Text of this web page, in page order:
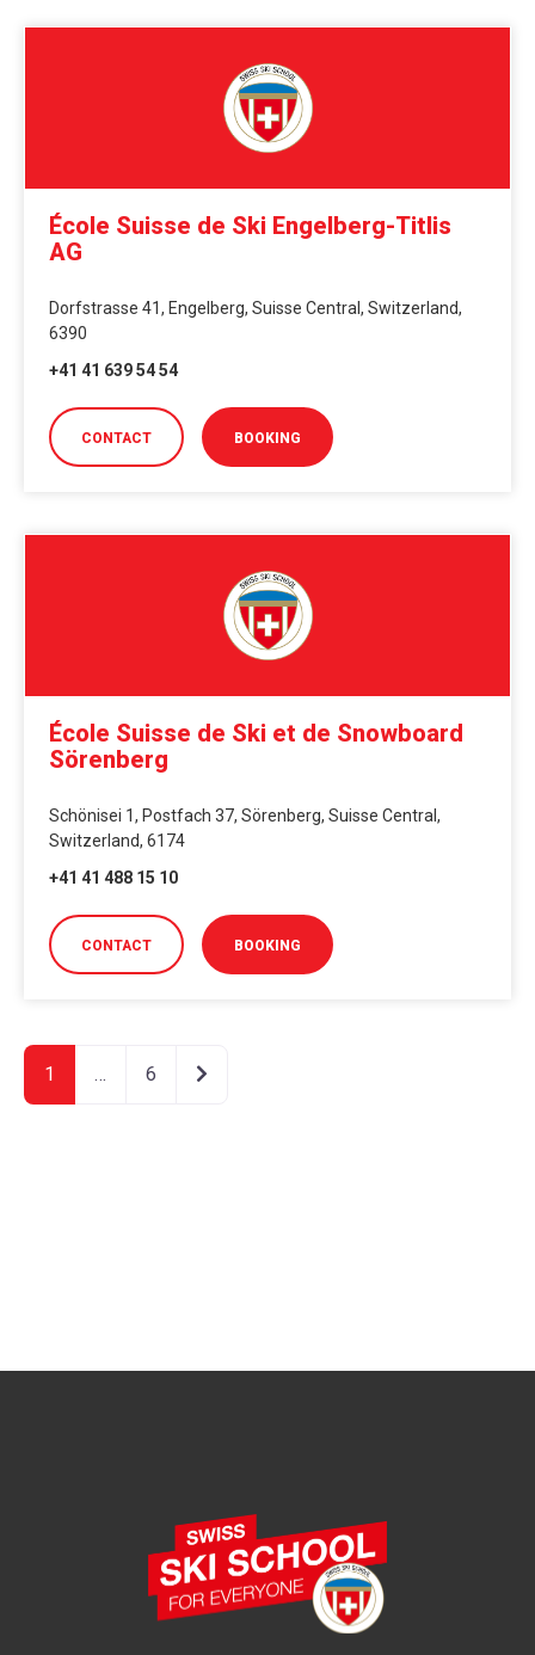
École Suisse de Ski Engelberg-Titlis
AG
Dorfstrasse 41, Engelberg, Suisse Central, Switzerland,
6390
+41 41 639 54 54
CONTACT BOOKING
École Suisse de Ski et de Snowboard
Sörenberg
Schönisei 1, Postfach 37, Sörenberg, Suisse Central,
Switzerland, 6174
+41 41 488 15 10
CONTACT BOOKING
1 … 6 Older posts